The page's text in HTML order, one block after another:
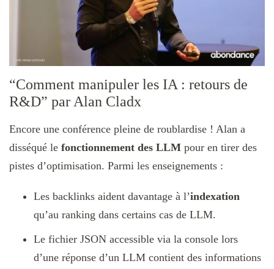
“Comment manipuler les IA : retours de
R&D” par Alan Cladx
Encore une conférence pleine de roublardise ! Alan a
disséqué le fonctionnement des LLM pour en tirer des
pistes d’optimisation. Parmi les enseignements :
Les backlinks aident davantage à l’indexation
qu’au ranking dans certains cas de LLM.
Le fichier JSON accessible via la console lors
d’une réponse d’un LLM contient des informations